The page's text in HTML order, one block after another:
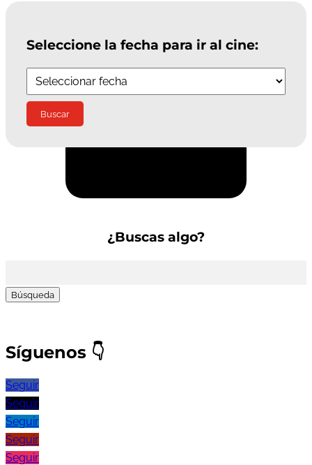
Seleccione la fecha para ir al cine:
¿Buscas algo?
Síguenos 👇
Seguir
Seguir
Seguir
Seguir
Seguir